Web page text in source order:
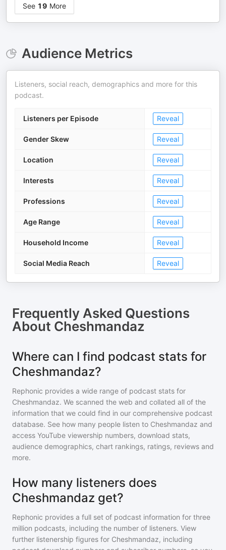
See 19 More
Audience Metrics
Listeners, social reach, demographics and more for this
podcast.
Listeners per Episode Reveal
Gender Skew Reveal
Location Reveal
Interests Reveal
Professions Reveal
Age Range Reveal
Household Income Reveal
Social Media Reach Reveal
Frequently Asked Questions
About Cheshmandaz
Where can I find podcast stats for
Cheshmandaz?
Rephonic provides a wide range of podcast stats for
Cheshmandaz. We scanned the web and collated all of the
information that we could find in our comprehensive podcast
database. See how many people listen to Cheshmandaz and
access YouTube viewership numbers, download stats,
audience demographics, chart rankings, ratings, reviews and
more.
How many listeners does
Cheshmandaz get?
Rephonic provides a full set of podcast information for three
million podcasts, including the number of listeners. View
further listenership figures for Cheshmandaz, including